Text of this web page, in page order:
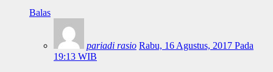
Balas
pariadi rasio Rabu, 16 Agustus, 2017 Pada
19:13 WIB